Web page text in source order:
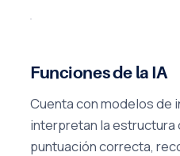
Funciones de la IA
Cuenta con modelos de
interpretan la estructura
puntuación correcta,